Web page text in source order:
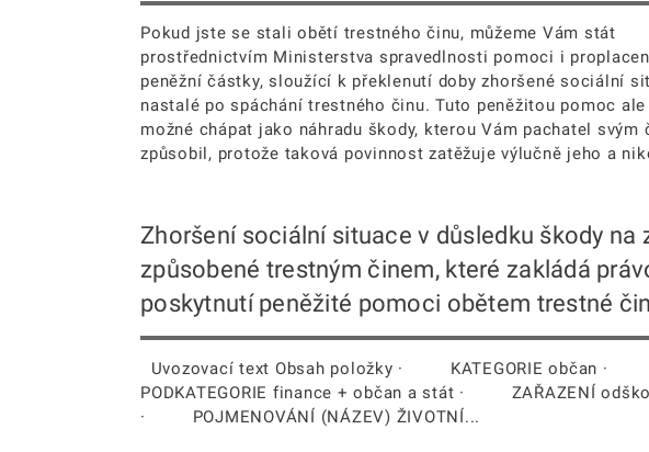
Pokud jste se stali obětí trestného činu, můžeme Vám stát
prostřednictvím Ministerstva spravedlnosti pomoci i
peněžní částky, sloužící k překlenutí doby zhoršené sociální
nastalé po spáchání trestného činu. Tuto peněžitou pomoc ale
možné chápat jako náhradu škody, kterou Vám pachatel svým
způsobil, protože taková povinnost zatěžuje výlučně jeho a
Zhoršení sociální situace v důsledku škody na
způsobené trestným činem, které zakládá
poskytnutí peněžité pomoci obětem trestné
Uvozovací text Obsah položky · KATEGORIE občan ·
PODKATEGORIE finance + občan a stát · ZAŘAZENÍ
· POJMENOVÁNÍ (NÁZEV) ŽIVOTNÍ...